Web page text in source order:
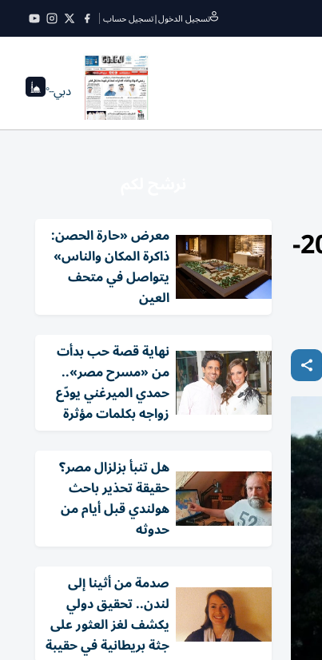
تسجيل الدخول|تسجيل حساب
دبي--°
مصر.. إعلان نتيجة امتحانات «أبناؤنا في الخارج» للعام الدراسي 2025- معرض «حارة الحصن:
ذاكرة المكان والناس»
يتواصل في متحف
العين
نهاية قصة حب بدأت
من «مسرح مصر»..
حمدي الميرغني يودّع
زواجه بكلمات مؤثرة
هل تنبأ بزلزال مصر؟
حقيقة تحذير باحث
هولندي قبل أيام من
حدوثه
صدمة من أثينا إلى
لندن.. تحقيق دولي
يكشف لغز العثور على
جثة بريطانية في حقيبة